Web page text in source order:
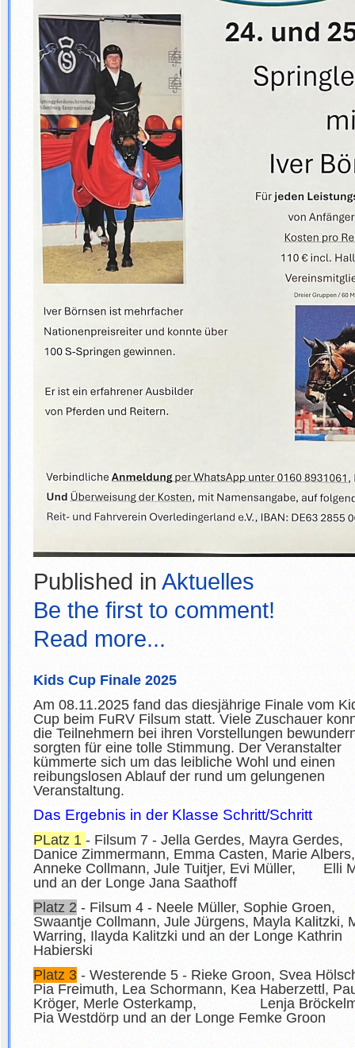
Published in Aktuelles
Be the first to comment!
Read more...
Kids Cup Finale 2025
Am 08.11.2025 fand das diesjährige Finale vom
Cup beim FuRV Filsum statt. Viele Zuschauer
die Teilnehmern bei ihren Vorstellungen
sorgten für eine tolle Stimmung. Der Veranstalter
kümmerte sich um das leibliche Wohl und einen
reibungslosen Ablauf der rund um gelungenen
Veranstaltung.
Das Ergebnis in der Klasse Schritt/Schritt
PLatz 1 - Filsum 7 - Jella Gerdes, Mayra Gerdes,
Danice Zimmermann, Emma Casten, Marie Albers,
Anneke Collmann, Jule Tuitjer, Evi Müller, Elli
und an der Longe Jana Saathoff
Platz 2 - Filsum 4 - Neele Müller, Sophie Groen,
Swaantje Collmann, Jule Jürgens, Mayla Kalitzki,
Warring, Ilayda Kalitzki und an der Longe Kathrin
Habierski
Platz 3- Westerende 5 - Rieke Groon, Svea
Pia Freimuth, Lea Schormann, Kea Haberzettl,
Kröger, Merle Osterkamp, Lenja
Pia Westdörp und an der Longe Femke Groon